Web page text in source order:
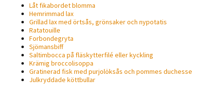
Låt fikabordet blomma
Hemrimmad lax
Grillad lax med örtsås, grönsaker och nypotatis
Ratatouille
Forbondegryta
Sjömansbiff
Saltimbocca på fläsk­ytterfilé eller kyckling
Krämig broccolisoppa
Gratinerad fisk med purjolöksås och pommes duchesse
Julkryddade köttbullar